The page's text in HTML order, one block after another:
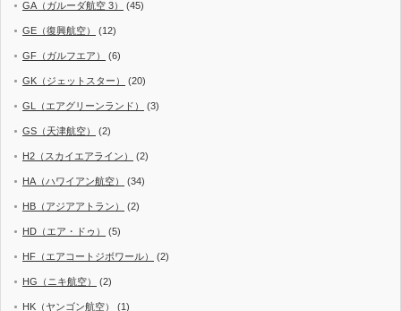
GA（ガルーダ航空 3） (45)
GE（復興航空） (12)
GF（ガルフエア） (6)
GK（ジェットスター） (20)
GL（エアグリーンランド） (3)
GS（天津航空） (2)
H2（スカイエアライン） (2)
HA（ハワイアン航空） (34)
HB（アジアアトラン） (2)
HD（エア・ドゥ） (5)
HF（エアコートジボワール） (2)
HG（ニキ航空） (2)
HK（ヤンゴン航空） (1)